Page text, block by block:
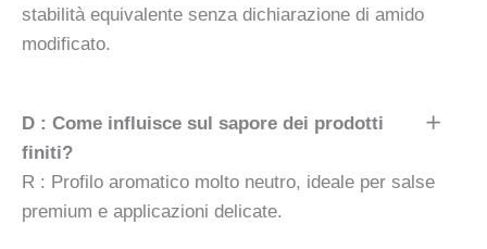
stabilità equivalente senza dichiarazione di amido
modificato.
D : Come influisce sul sapore dei prodotti
finiti?
R : Profilo aromatico molto neutro, ideale per salse
premium e applicazioni delicate.